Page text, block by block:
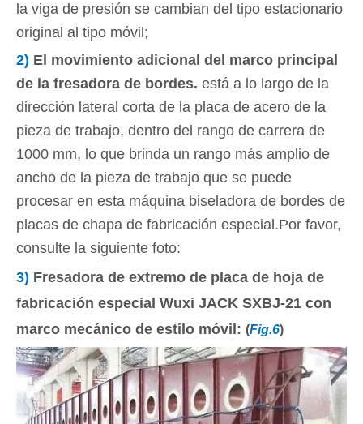
la viga de presión se cambian del tipo estacionario
original al tipo móvil;
2) El movimiento adicional del marco principal
de la fresadora de bordes. está a lo largo de la
dirección lateral corta de la placa de acero de la
pieza de trabajo, dentro del rango de carrera de
1000 mm, lo que brinda un rango más amplio de
ancho de la pieza de trabajo que se puede
procesar en esta máquina biseladora de bordes de
placas de chapa de fabricación especial.Por favor,
consulte la siguiente foto:
3) Fresadora de extremo de placa de hoja de
fabricación especial Wuxi JACK SXBJ-21 con
marco mecánico de estilo móvil: (Fig.6)